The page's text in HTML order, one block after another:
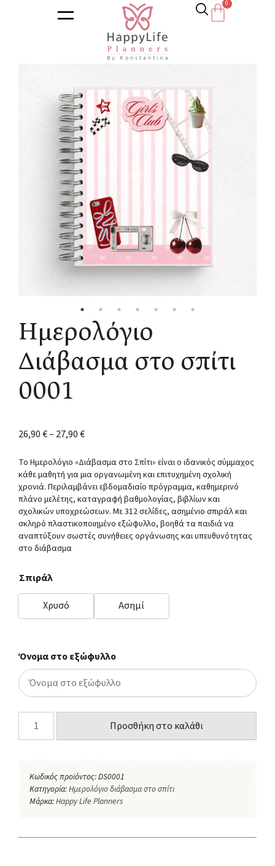
Κατάστημα/Ημερολόγια
Ημερολόγιο
Διάβασμα στο σπίτι
0001
26,90€– 27,90€
Το Ημερολόγιο «Διάβασμα στο Σπίτι» είναι ο ιδανικός σύμμαχος
κάθε μαθητή για μια οργανωμένη και επιτυχημένη σχολική
χρονιά. Περιλαμβάνει εβδομαδιαίο πρόγραμμα, καθημερινό
πλάνο μελέτης, καταγραφή βαθμολογίας, βιβλίων και
σχολικών υποχρεώσεων. Με 312 σελίδες, ασημένιο σπιράλ και
σκληρό πλαστικοποιημένο εξώφυλλο, βοηθά τα παιδιά να
αναπτύξουν σωστές συνήθειες οργάνωσης και υπευθυνότητας
στο διάβασμα
Σπιράλ
Χρυσό Ασημί
Όνομα στο εξώφυλλο
Προσθήκη στο καλάθι
Κωδικός προϊόντος:DS0001
Κατηγορία:Ημερολόγιο διάβασμα στο σπίτι
Μάρκα:Happy Life Planners